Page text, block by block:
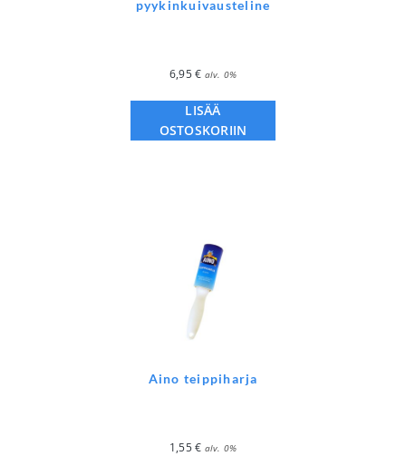
pyykinkuivausteline
6,95€ alv. 0%
LISÄÄ
OSTOSKORIIN
Aino teippiharja
1,55€ alv. 0%